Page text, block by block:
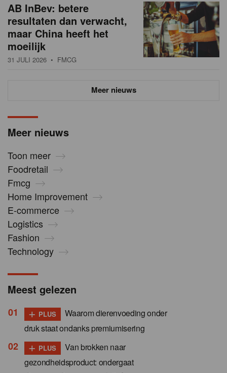
Meer nieuws
Toon meer
Foodretail
Fmcg
Home Improvement
E-commerce
Logistics
Fashion
Technology
AB InBev: betere
resultaten dan verwacht,
maar China heeft het
moeilijk
31 JULI 2026 • FMCG
Meer nieuws
Meest gelezen
+ PLUS
Waarom dierenvoeding onder
druk staat ondanks premiumisering
+ PLUS
Van brokken naar
gezondheidsproduct: ondergaat